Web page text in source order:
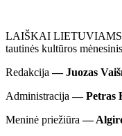
LAIŠKAI LIETUVIAMS
tautinės kultūros
Redakcija— Juozas
Administracija— Petras
Meninė priežiūra—